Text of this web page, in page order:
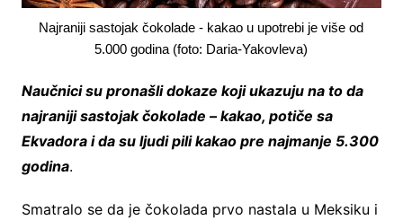
Najraniji sastojak čokolade - kakao u upotrebi je više od
5.000 godina (foto: Daria-Yakovleva)
Naučnici su pronašli dokaze koji ukazuju na to da
najraniji sastojak čokolade – kakao, potiče sa
Ekvadora i da su ljudi pili kakao pre najmanje 5.300
godina.
Smatralo se da je čokolada prvo nastala u Meksiku i